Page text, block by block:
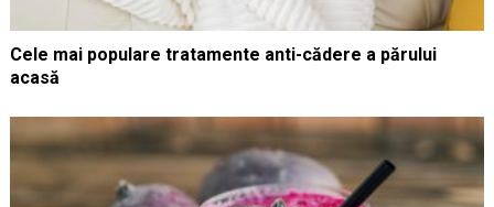
Cele mai populare tratamente anti-cădere a părului
acasă